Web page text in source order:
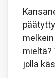
mieltä?
jolla